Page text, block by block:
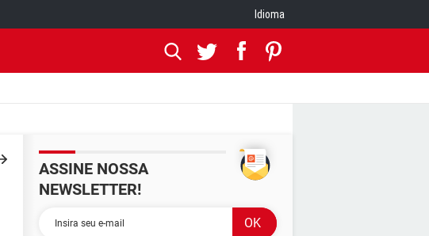
Idioma
ASSINE NOSSA
NEWSLETTER!